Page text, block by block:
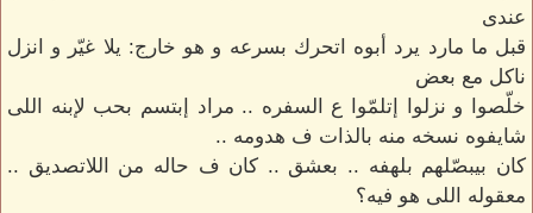
عندى
قبل ما مارد يرد أبوه اتحرك بسرعه و هو خارج: يلا غيّر و انزل
ناكل مع بعض
خلّصوا و نزلوا إتلمّوا ع السفره .. مراد إبتسم بحب لإبنه اللى
شايفوه نسخه منه بالذات ف هدومه ..
كان بيبصّلهم بلهفه .. بعشق .. كان ف حاله من اللاتصديق ..
معقوله اللى هو فيه؟